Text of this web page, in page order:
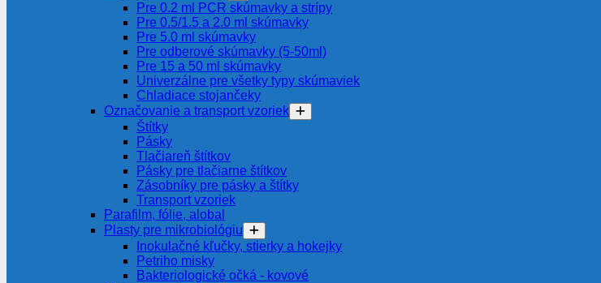
Pre 0.2 ml PCR skúmavky a strípy
Pre 0.5/1.5 a 2.0 ml skúmavky
Pre 5.0 ml skúmavky
Pre odberové skúmavky (5-50ml)
Pre 15 a 50 ml skúmavky
Univerzálne pre všetky typy skúmaviek
Chladiace stojančeky
Označovanie a transport vzoriek
Štítky
Pásky
Tlačiareň štítkov
Pásky pre tlačiarne štítkov
Zásobníky pre pásky a štítky
Transport vzoriek
Parafilm, fólie, alobal
Plasty pre mikrobiológiu
Inokulačné kľučky, stierky a hokejky
Petriho misky
Bakteriologické očká - kovové